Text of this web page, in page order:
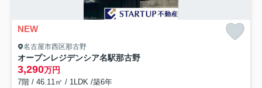
NEW
名古屋市西区那古野
オープンレジデンシア名駅那古野
3,290万円
7階 / 46.11㎡ / 1LDK /築6年